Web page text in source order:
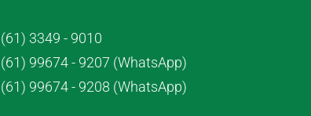
(61) 3349 - 9010
(61) 99674 - 9207 (WhatsApp)
(61) 99674 - 9208 (WhatsApp)